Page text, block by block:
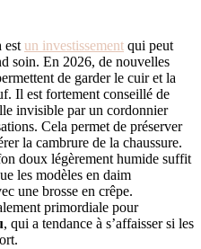
est un investissement qui peut
soin. En 2026, de nouvelles
de garder le cuir et la
Il est fortement conseillé de
invisible par un cordonnier
Cela permet de préserver
la cambrure de la chaussure.
doux légèrement humide suffit
les modèles en daim
une brosse en crêpe.
primordiale pour
, qui a tendance à s’affaisser si les